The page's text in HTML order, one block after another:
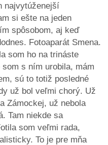
najvytúženejší
si ešte na jeden
spôsobom, aj keď
Fotoaparát Smena.
som ho na trináste
s ním urobila, mám
sú to totiž posledné
už bol veľmi chorý. Už
Zámockej, už nebola
Tam niekde sa
som veľmi rada,
To je pre mňa